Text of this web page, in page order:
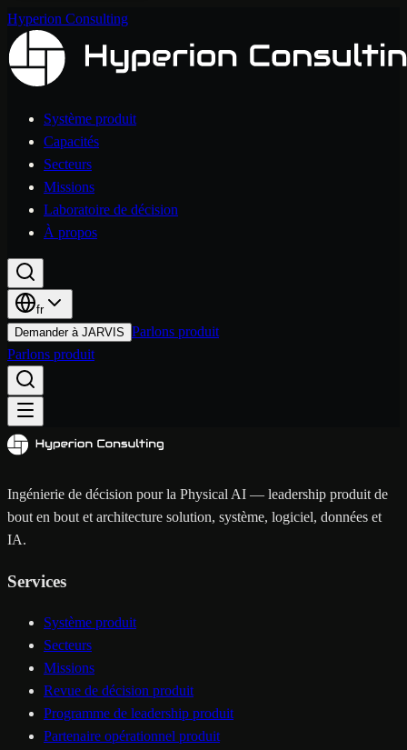
Hyperion Consulting
Système produit
Capacités
Secteurs
Missions
Laboratoire de décision
À propos
fr
Demander à JARVIS Parlons produit
Parlons produit
Ingénierie de décision pour la Physical AI — leadership produit de
bout en bout et architecture solution, système, logiciel, données et
IA.
Services
Système produit
Secteurs
Missions
Revue de décision produit
Programme de leadership produit
Partenaire opérationnel produit